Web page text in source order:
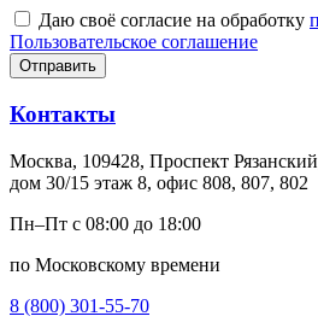
Даю своё согласие на обработку
Пользовательское соглашение
Отправить
Контакты
Москва, 109428, Проспект
дом 30/15 этаж 8, офис 808, 807, 802
Пн–Пт с 08:00 до 18:00
по Московскому времени
8 (800) 301-55-70